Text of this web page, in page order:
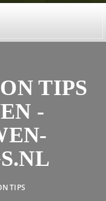
TIPS
-
TIPS